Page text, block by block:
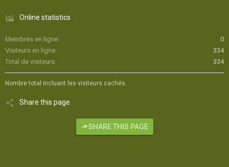
Online statistics
Membres en ligne
0
Visiteurs en ligne
334
Total de visiteurs
334
Nombre total incluant les visiteurs cachés.
Share this page
SHARE THIS PAGE